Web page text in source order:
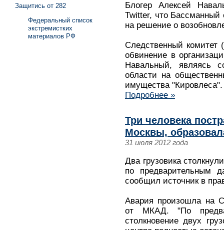
Блогер Алексей
Twitter, что Бассманный
на решение о
Следственный комитет
обвинение в
Навальный, являясь
области на
имущества "Кировлеса".
Подробнее »
Три человека
Москвы,
31 июля 2012 года
Два грузовика
по предварительным
сообщил источник в
Авария произошла на
от МКАД. "По
столкновение двух
Защитись от 282
Федеральный список
экстремистких
материалов РФ